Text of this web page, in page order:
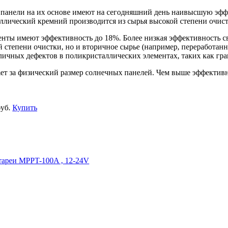
на их основе имеют на сегодняшний день наивысшую
кремний производится из сырья высокой степени
имеют эффективность до 18%. Более низкая эффективность
очистки, но и вторичное сырье (например,
дефектов в поликристаллических элементах, таких как
за физический размер солнечных панелей. Чем выше
Купить
MPPT-100A , 12-24V